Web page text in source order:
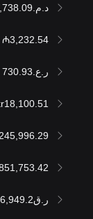
د.م.17,738.09
₼3,232.54
ر.ع.730.93
ر.ق6,949.2